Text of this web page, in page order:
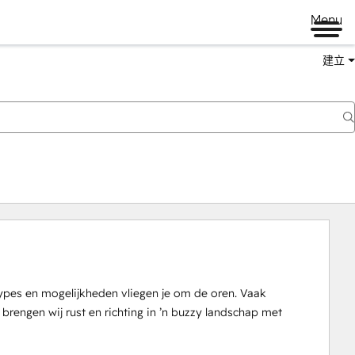
Menu
建立
en mogelijkheden vliegen je om de oren. Vaak
wij rust en richting in ’n buzzy landschap met